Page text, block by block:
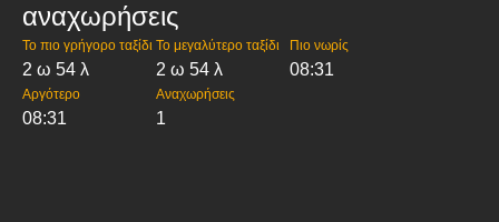
αναχωρήσεις
Το πιο γρήγορο ταξίδι
2 ω 54 λ
Το μεγαλύτερο ταξίδι
2 ω 54 λ
Πιο νωρίς
08:31
Αργότερο
08:31
Αναχωρήσεις
1